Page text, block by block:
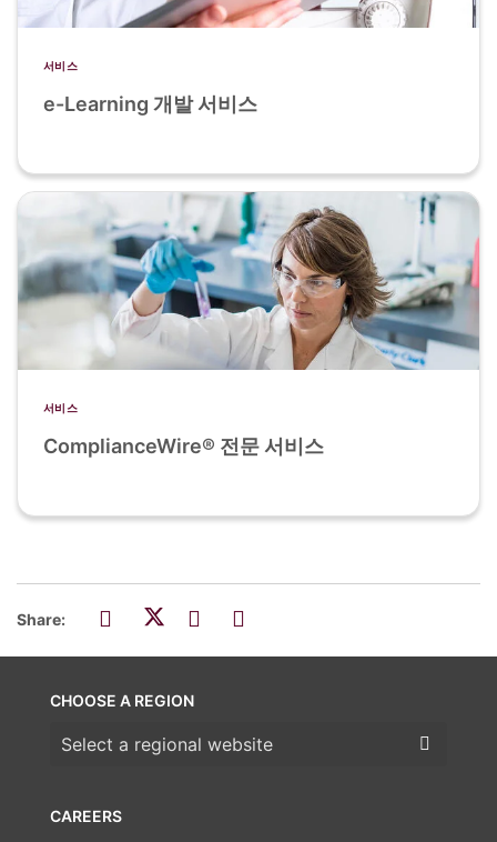
서비스
e-Learning 개발 서비스
서비스
ComplianceWire® 전문 서비스
Share:
CAREERS
CHOOSE A REGION
Choose a region